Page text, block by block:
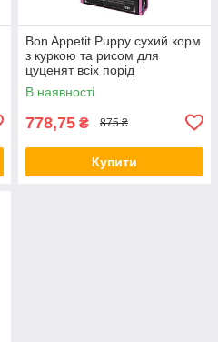
Bon Appetit Puppy сухий корм
з куркою та рисом для
цуценят всіх порід
В наявності
778,75 ₴ 875 ₴
Купити